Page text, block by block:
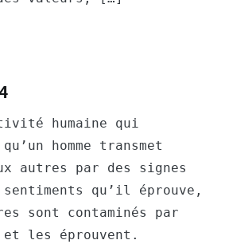
humaine qui
homme transmet
autres par des signes
qu’il éprouve,
sont contaminés par
et les éprouvent.